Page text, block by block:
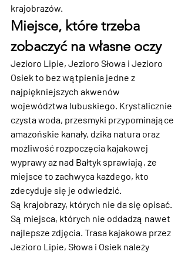
krajobrazów.
Miejsce, które trzeba
zobaczyć na własne oczy
Jezioro Lipie, Jezioro Słowa i Jezioro
Osiek to bez wątpienia jedne z
najpiękniejszych akwenów
województwa lubuskiego. Krystalicznie
czysta woda, przesmyki przypominające
amazońskie kanały, dzika natura oraz
możliwość rozpoczęcia kajakowej
wyprawy aż nad Bałtyk sprawiają, że
miejsce to zachwyca każdego, kto
zdecyduje się je odwiedzić.
Są krajobrazy, których nie da się opisać.
Są miejsca, których nie oddadzą nawet
najlepsze zdjęcia. Trasa kajakowa przez
Jezioro Lipie, Słowa i Osiek należy